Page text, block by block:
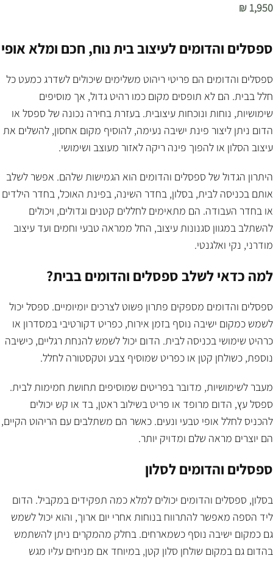
₪ 1,950
ספסלים והדומים לעיצוב בית נוח, חכם ומלא אופי
ספסלים והדומים הם פריטי ריהוט משלימים שיכולים לשדרג כמעט כל
חלל בבית. הם לא תופסים מקום כמו רהיט גדול, אך מוסיפים
שימושיות, נוחות ונוכחות עיצובית. בעזרת בחירה נכונה של ספסל או
הדום ניתן ליצור פינת ישיבה נעימה, להוסיף מקום אחסון, להשלים את
עיצוב הסלון או להפוך פינה ריקה לאזור מעוצב ושימושי.
היתרון הגדול של ספסלים והדומים הוא הגמישות שלהם. אפשר לשלב
אותם בכניסה לבית, בסלון, בחדר השינה, בפינת האוכל, בחדר הילדים
או בחדר העבודה. הם מתאימים לחללים קטנים וגדולים, ויכולים
להשתלב במגוון סגנונות עיצוב, החל ממראה טבעי וחמים ועד עיצוב
מודרני, נקי ואלגנטי.
למה כדאי לשלב ספסלים והדומים בבית?
ספסלים והדומים מספקים פתרון פשוט לצרכים יומיומיים. ספסל יכול
לשמש כמקום ישיבה נוסף בזמן אירוח, כפריט דקורטיבי במסדרון או
כרהיט שימושי בכניסה לבית. הדום יכול לשמש להנחת רגליים, כישיבה
נוספת, כשולחן קטן או כפריט שמוסיף צבע וטקסטורה לחלל.
מעבר לשימושיות, מדובר בפריטים שמוסיפים תחושת חמימות לבית.
ספסל עץ, הדום מרופד או פריט בשילוב ראטן, בד או קש יכולים
להכניס לחלל אופי טבעי ונעים. כאשר הם משתלבים עם הריהוט הקיים,
הם יוצרים מראה שלם ומדויק יותר.
ספסלים והדומים לסלון
בסלון, ספסלים והדומים יכולים למלא כמה תפקידים במקביל. הדום
ליד הספה מאפשר להתרווח בנוחות אחרי יום ארוך, והוא יכול לשמש
גם כמקום ישיבה נוסף כשמארחים. בחלק מהמקרים ניתן להשתמש
בהדום גם במקום שולחן סלון קטן, במיוחד אם מניחים עליו מגש